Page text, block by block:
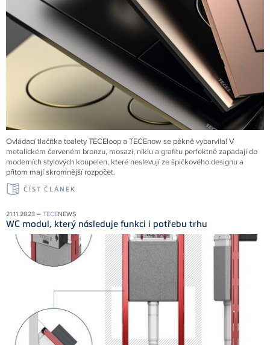
Ovládací tlačítka toalety TECEloop a TECEnow se pěkně vybarvila! V
metalickém červeném bronzu, mosazi, niklu a grafitu perfektně zapadají do
moderních stylových koupelen, které neslevují ze špičkového designu a
přitom mají skromnější rozpočet.
ČÍST ČLÁNEK
21.11.2023 – TECENEWS
WC modul, který následuje funkci i potřebu trhu